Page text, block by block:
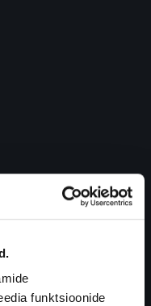
funktsioonide